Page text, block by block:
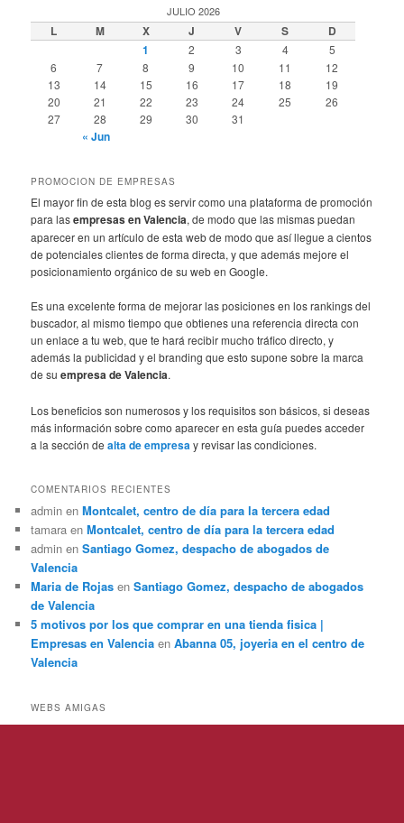
JULIO 2026
L M X J V S
D
1
2 3 4
5
6
7 8 9 10 11
12
13
14 15 16 17 18
19
20
21 22 23 24 25
26
27
28 29 30 31
« Jun
PROMOCION DE EMPRESAS
El mayor fin de esta blog es servir como una plataforma de promoción
para lasempresas en Valencia, de modo que las mismas puedan
aparecer en un artículo de esta web de modo que así llegue a cientos
de potenciales clientes de forma directa, y que además mejore el
posicionamiento orgánico de su web en Google.
Es una excelente forma de mejorar las posiciones en los rankings del
buscador, al mismo tiempo que obtienes una referencia directa con
un enlace a tu web, que te hará recibir mucho tráfico directo, y
además la publicidad y el branding que esto supone sobre la marca
de suempresa de Valencia.
Los beneficios son numerosos y los requisitos son básicos, si deseas
más información sobre como aparecer en esta guía puedes acceder
a la sección dealta de empresay revisar las condiciones.
COMENTARIOS RECIENTES
admin enMontcalet, centro de día para la tercera edad
tamara enMontcalet, centro de día para la tercera edad
admin enSantiago Gomez, despacho de abogados de
Valencia
Maria de Rojas enSantiago Gomez, despacho de abogados
de Valencia
5 motivos por los que comprar en una tienda fisica |
Empresas en Valencia enAbanna 05, joyeria en el centro de
Valencia
WEBS AMIGAS